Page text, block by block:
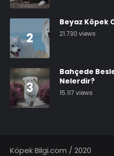
2
Beyaz Köpek
21.730 views
3
Bahçede
Nelerdir?
15.117 views
Köpek Bilgi.com / 2020